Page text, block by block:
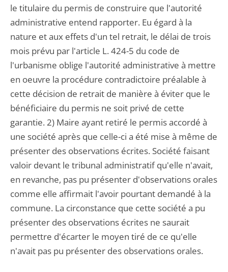
le titulaire du permis de construire que l'autorité
administrative entend rapporter. Eu égard à la
nature et aux effets d'un tel retrait, le délai de trois
mois prévu par l'article L. 424-5 du code de
l'urbanisme oblige l'autorité administrative à mettre
en oeuvre la procédure contradictoire préalable à
cette décision de retrait de manière à éviter que le
bénéficiaire du permis ne soit privé de cette
garantie. 2) Maire ayant retiré le permis accordé à
une société après que celle-ci a été mise à même de
présenter des observations écrites. Société faisant
valoir devant le tribunal administratif qu'elle n'avait,
en revanche, pas pu présenter d'observations orales
comme elle affirmait l'avoir pourtant demandé à la
commune. La circonstance que cette société a pu
présenter des observations écrites ne saurait
permettre d'écarter le moyen tiré de ce qu'elle
n'avait pas pu présenter des observations orales.